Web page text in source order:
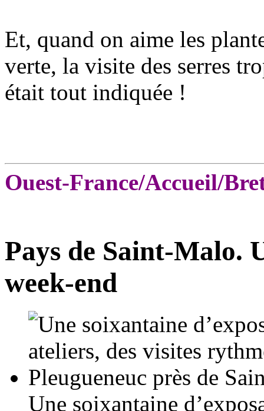
Et, quand on aime les
verte, la visite des serres
était tout indiquée !
Ouest-France/Accueil/
Pays de Saint-Malo.
week-end
Une soixantaine